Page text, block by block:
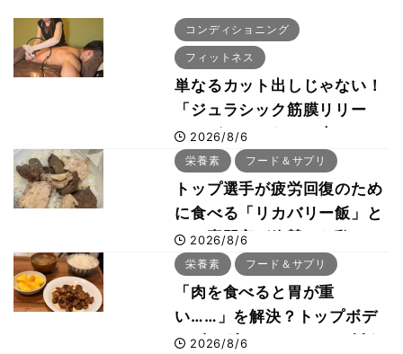
コンディショニング
フィットネス
単なるカット出しじゃない！
「ジュラシック筋膜リリー
ス」が口コミだけで大ヒット
した納得の理由 木澤大祐が
解説
2026/8/6
栄養素 フード＆サプリ
トップ選手が疲労回復のため
に食べる「リカバリー飯」と
は？専門家が絶賛した鶏レバ
ー活用法
2026/8/6
栄養素 フード＆サプリ
「肉を食べると胃が重
い……」を解決？トップボデ
ィビルダーのリカバリー飯を
2026/8/6